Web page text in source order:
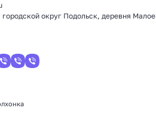
округ Подольск, деревня Малое